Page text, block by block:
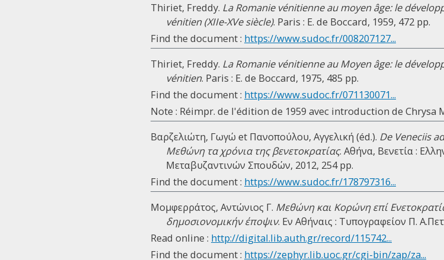
Thiriet, Freddy. La Romanie vénitienne au moyen âge: le
vénitien (XIIe-XVe siècle). Paris : E. de Boccard, 1959, 472 pp.
Find the document : https://www.sudoc.fr/008207127...
Thiriet, Freddy. La Romanie vénitienne au Moyen âge: le
vénitien. Paris : E. de Boccard, 1975, 485 pp.
Find the document : https://www.sudoc.fr/071130071...
Note : Réimpr. de l'édition de 1959 avec introduction de Chrysa
Βαρζελιώτη, Γωγώ et Πανοπούλου, Αγγελική (éd.). De Veneciis
Μεθώνη τα χρόνια της βενετοκρατίας. Αθήνα, Βενετία :
Μεταβυζαντινών Σπουδών, 2012, 254 pp.
Find the document : https://www.sudoc.fr/178797316...
Μομφερράτος, Αντώνιος Γ. Μεθώνη και Κορώνη επί
δημοσιονομικήν έποψιν. Εν Αθήναις : Τυπογραφείον Π.
Read online : http://digital.lib.auth.gr/record/115742...
Find the document : https://zephyr.lib.uoc.gr/cgi-bin/zap/za...